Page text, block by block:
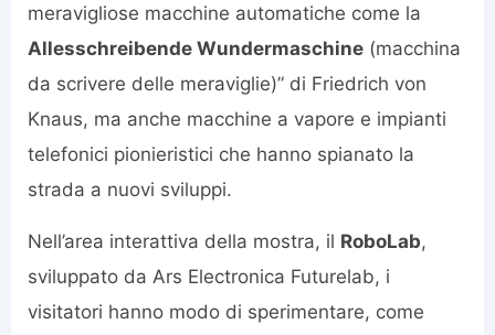
meravigliose macchine automatiche come la
Allesschreibende Wundermaschine (macchina
da scrivere delle meraviglie)” di Friedrich von
Knaus, ma anche macchine a vapore e impianti
telefonici pionieristici che hanno spianato la
strada a nuovi sviluppi.
Nell’area interattiva della mostra, il RoboLab,
sviluppato da Ars Electronica Futurelab, i
visitatori hanno modo di sperimentare, come